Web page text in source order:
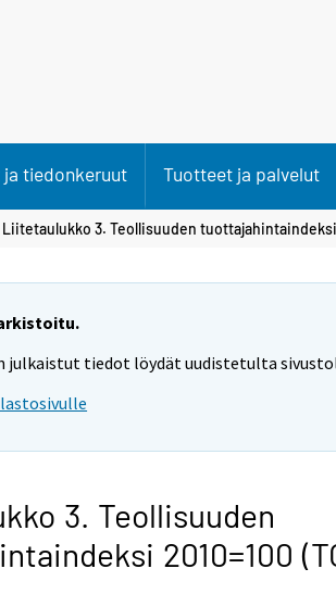
ja tiedonkeruut Tuotteet ja palvelut
Liitetaulukko 3. Teollisuuden tuottajahintaindeksi
julkaistut tiedot löydät uudistetulta
3. Teollisuuden
2010=100